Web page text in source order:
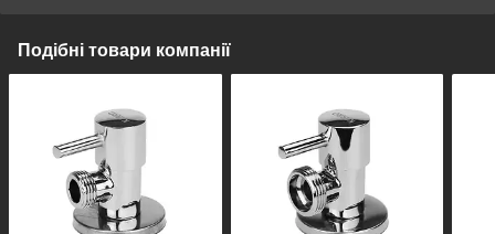
Подібні товари компанії